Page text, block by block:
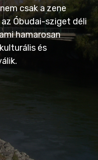
csak a zene
Óbudai-sziget déli
hamarosan
és